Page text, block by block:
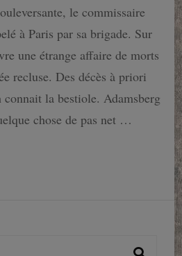
recluse
:
Quand
la
petite
mange
grande…..
le commissaire
à Paris par sa brigade. Sur
une étrange affaire de morts
recluse. Des décès à priori
connait la bestiole. Adamsberg
chose de pas net …